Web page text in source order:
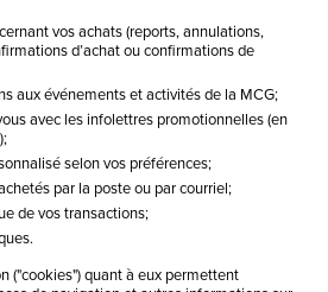
vos achats (reports, annulations,
d’achat ou confirmations de
aux événements et activités de la MCG;
avec les infolettres promotionnelles (en
selon vos préférences;
par la poste ou par courriel;
de vos transactions;
("cookies") quant à eux permettent